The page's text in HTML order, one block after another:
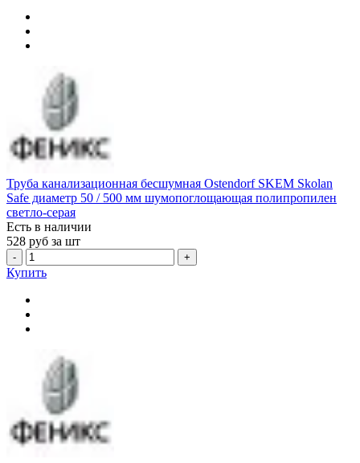
Труба канализационная бесшумная Ostendorf SKEM Skolan
Safe диаметр 50 / 500 мм шумопоглощающая полипропилен
светло-серая
Есть в наличии
528 руб за шт
- +
Купить